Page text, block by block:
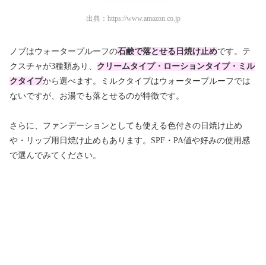
出典： https://www.amazon.co.jp
ノブはウォータープルーフの石鹸で落とせる日焼け止めです。テ
クスチャが3種類あり、 クリームタイプ・ローションタイプ・ミル
クタイプから選べます。ミルクタイプはウォータープルーフでは
ないですが、お湯でも落とせるのが特徴です。
さらに、ファンデーションとしても使える色付きの日焼け止め
や・リップ用日焼け止めもあります。SPF・PA値や好みの使用感
で選んでみてください。